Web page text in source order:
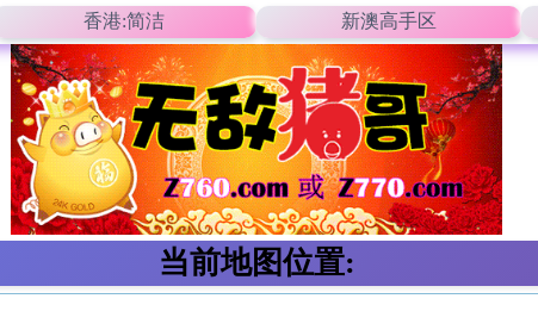
香港:简洁 新澳高手区
当前地图位置: